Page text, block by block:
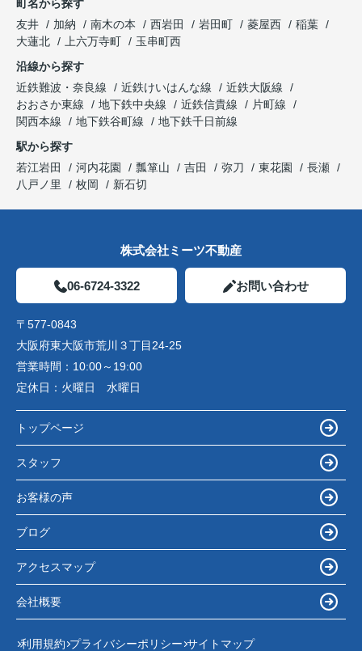
町名から探す
友井
加納 南木の本 西岩田 岩田町 菱屋西
稲葉
大蓮北
上六万寺町
玉串町西
沿線から探す
近鉄難波・奈良線
近鉄けいはんな線
近鉄大阪線
おおさか東線
地下鉄中央線 近鉄信貴線
片町線
関西本線
地下鉄谷町線
地下鉄千日前線
駅から探す
若江岩田
河内花園 瓢箪山 吉田 弥刀 東花園
長瀬
八戸ノ里
枚岡 新石切
株式会社ミーツ不動産
06-6724-3322 お問い合わせ
〒577-0843
大阪府東大阪市荒川３丁目24-25
営業時間： 10:00～19:00
定休日： 火曜日 水曜日
トップページ
スタッフ
お客様の声
ブログ
アクセスマップ
会社概要
利用規約 プライバシーポリシー サイトマップ